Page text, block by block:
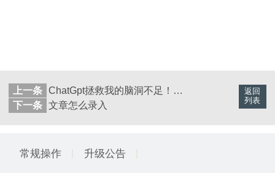
返回
列表
上一条
ChatGpt拯救我的脑洞不足！轻松写文不再难！
下一条 文章怎么录入
常规操作 升级公告